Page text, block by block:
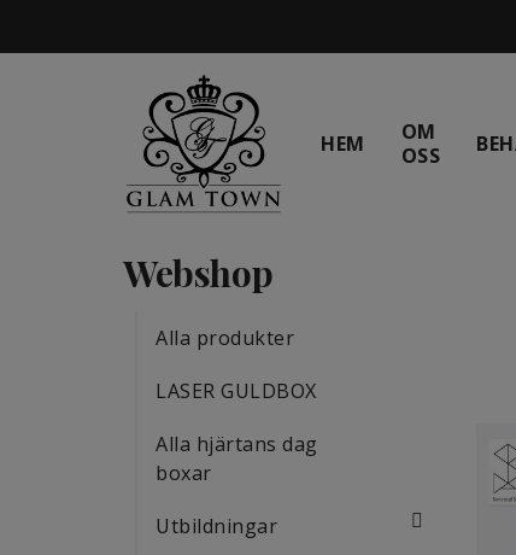
HEM
OM
OSS
Webshop
Alla produkter
LASER GULDBOX
Alla hjärtans dag
boxar
Utbildningar